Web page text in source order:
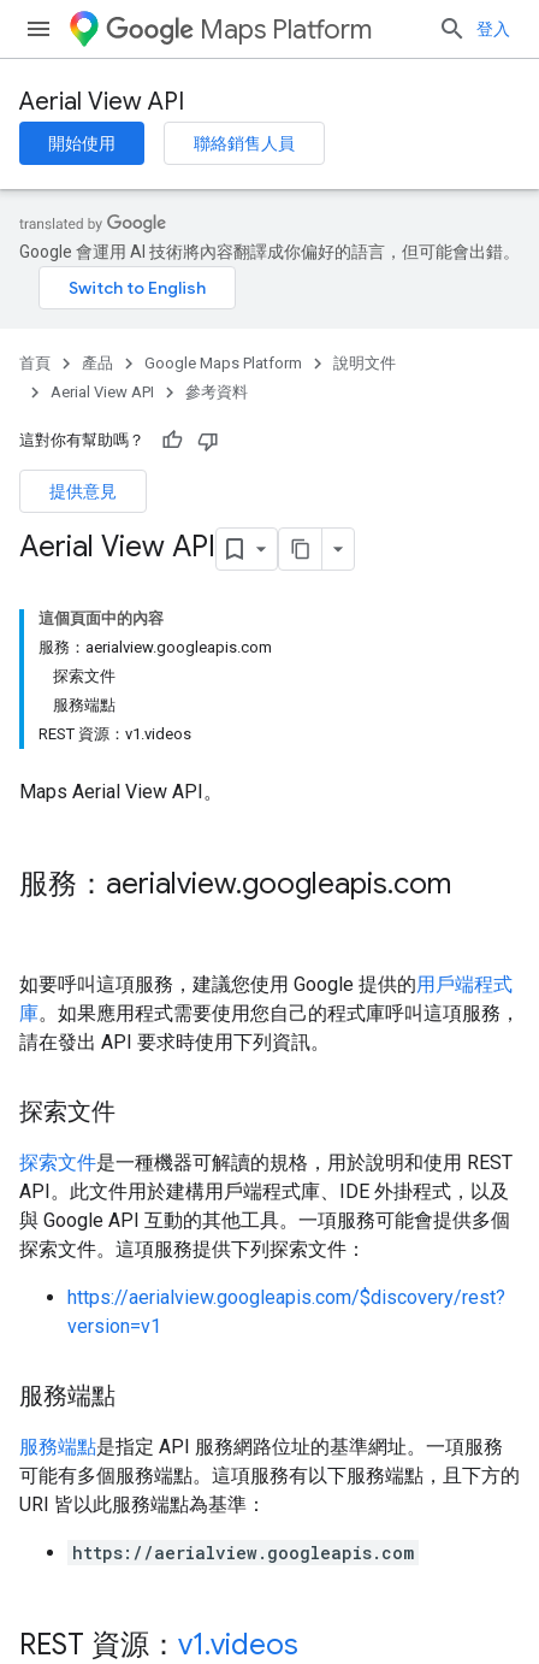
Maps Platform 登入
Aerial View API
開始使用 聯絡銷售人員
Google 會運用 AI 技術將內容翻譯成你偏好的語言，但可能會出錯。
首頁 產品 Google Maps Platform
說明文件
Aerial View API
參考資料
這對你有幫助嗎？
提供意見
Aerial View API
這個頁面中的內容
服務：aerialview.googleapis.com
探索文件
服務端點
REST 資源：v1.videos
Maps Aerial View API。
服務：aerialview.googleapis.com
如要呼叫這項服務，建議您使用 Google 提供的用戶端程式
庫。如果應用程式需要使用您自己的程式庫呼叫這項服務，
請在發出 API 要求時使用下列資訊。
探索文件
探索文件是一種機器可解讀的規格，用於說明和使用 REST
API。此文件用於建構用戶端程式庫、IDE 外掛程式，以及
與 Google API 互動的其他工具。一項服務可能會提供多個
探索文件。這項服務提供下列探索文件：
https://aerialview.googleapis.com/$discovery/rest?
version=v1
服務端點
服務端點是指定 API 服務網路位址的基準網址。一項服務
可能有多個服務端點。這項服務有以下服務端點，且下方的
URI 皆以此服務端點為基準：
https://aerialview.googleapis.com
REST 資源： v1.videos